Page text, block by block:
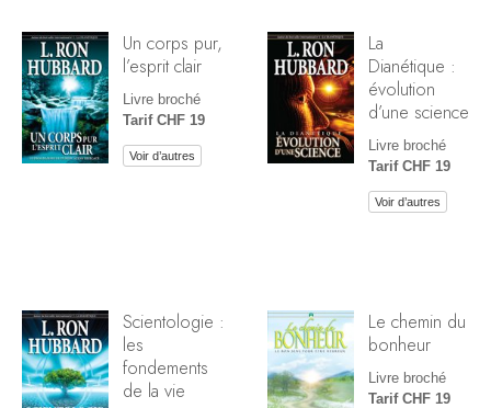
Un corps pur,
l’esprit clair
Livre broché
Tarif CHF 19
Voir d’autres
La
Dianétique :
évolution
d’une science
Livre broché
Tarif CHF 19
Voir d’autres
Scientologie :
les
fondements
de la vie
Le chemin du
bonheur
Livre broché
Tarif CHF 19